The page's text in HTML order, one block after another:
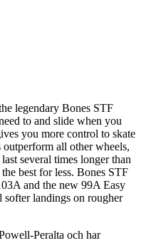
legendary Bones STF
to and slide when you
you more control to skate
all other wheels,
several times longer than
best for less. Bones STF
and the new 99A Easy
landings on rougher
Peralta och har